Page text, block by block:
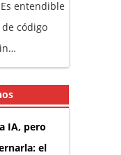
entendible
código
IA, pero
el